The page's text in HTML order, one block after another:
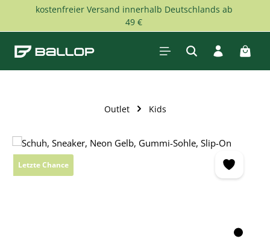
Zum Hauptinhalt springen
kostenfreier Versand innerhalb Deutschlands ab
49 €
Outlet Kids
Bildergalerie überspringen
Letzte Chance